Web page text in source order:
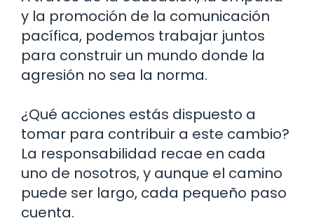
y la promoción de la comunicación
pacífica, podemos trabajar juntos
para construir un mundo donde la
agresión no sea la norma.
¿Qué acciones estás dispuesto a
tomar para contribuir a este cambio?
La responsabilidad recae en cada
uno de nosotros, y aunque el camino
puede ser largo, cada pequeño paso
cuenta.